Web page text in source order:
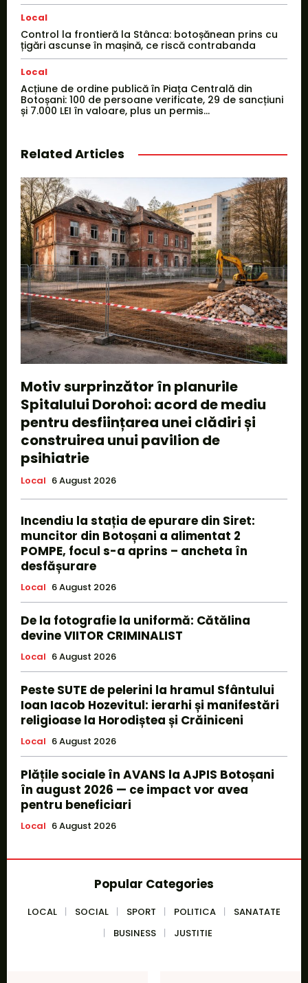
Local
Control la frontieră la Stânca: botoșănean prins cu
țigări ascunse în mașină, ce riscă contrabanda
Local
Acțiune de ordine publică în Piața Centrală din
Botoșani: 100 de persoane verificate, 29 de sancțiuni
și 7.000 LEI în valoare, plus un permis...
Related Articles
Motiv surprinzător în planurile
Spitalului Dorohoi: acord de mediu
pentru desființarea unei clădiri și
construirea unui pavilion de
psihiatrie
Local 6 August 2026
Incendiu la stația de epurare din Siret:
muncitor din Botoșani a alimentat 2
POMPE, focul s-a aprins – ancheta în
desfășurare
Local 6 August 2026
De la fotografie la uniformă: Cătălina
devine VIITOR CRIMINALIST
Local 6 August 2026
Peste SUTE de pelerini la hramul Sfântului
Ioan Iacob Hozevitul: ierarhi și manifestări
religioase la Horodiștea și Crăiniceni
Local 6 August 2026
Plățile sociale în AVANS la AJPIS Botoșani
în august 2026 — ce impact vor avea
pentru beneficiari
Local 6 August 2026
Popular Categories
LOCAL SOCIAL SPORT POLITICA
SANATATE
BUSINESS
JUSTITIE